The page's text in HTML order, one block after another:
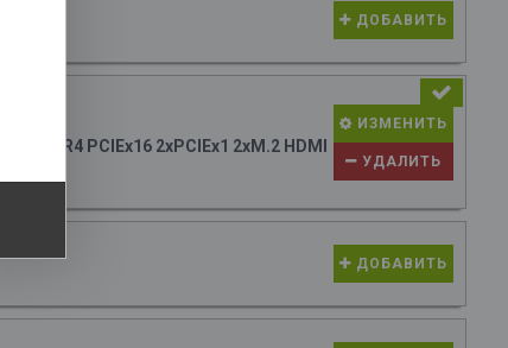
ДОБАВИТЬ
4xDDR4 PCIEx16 2xPCIEx1 2xM.2 HDMI
ИЗМЕНИТЬ
УДАЛИТЬ
ДОБАВИТЬ